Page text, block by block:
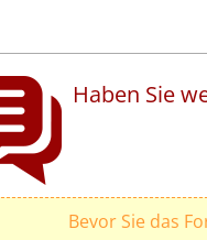
Haben Sie
Bevor Sie das